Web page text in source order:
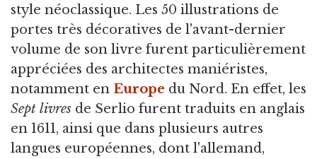
style néoclassique. Les 50 illustrations de
portes très décoratives de l'avant-dernier
volume de son livre furent particulièrement
appréciées des architectes maniéristes,
notamment en Europe du Nord. En effet, les
Sept livres de Serlio furent traduits en anglais
en 1611, ainsi que dans plusieurs autres
langues européennes, dont l'allemand,